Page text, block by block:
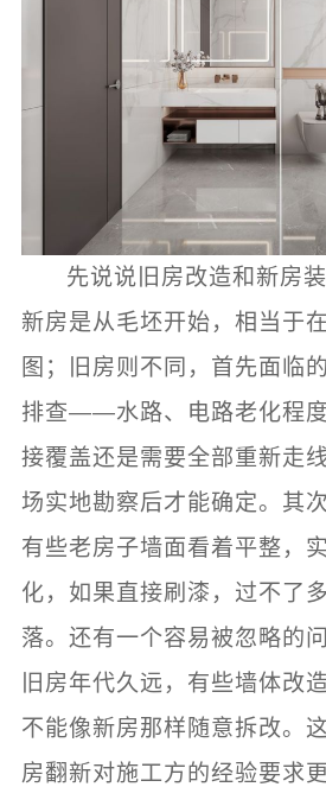
先说说旧房改造和新房
新房是从毛坯开始，相当于
图；旧房则不同，首先面临
排查——水路、电路老化程
接覆盖还是需要全部重新走
场实地勘察后才能确定。其
有些老房子墙面看着平整，
化，如果直接刷漆，过不了
落。还有一个容易被忽略的
旧房年代久远，有些墙体改
不能像新房那样随意拆改。
房翻新对施工方的经验要求